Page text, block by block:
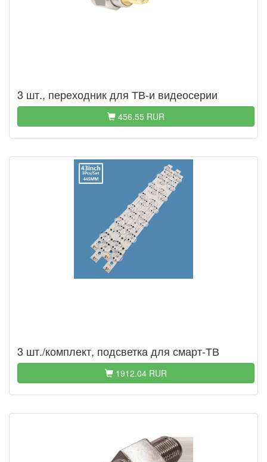
3 шт., переходник для ТВ-и видеосерии
456.55 RUR
3 шт./комплект, подсветка для смарт-ТВ
1912.04 RUR